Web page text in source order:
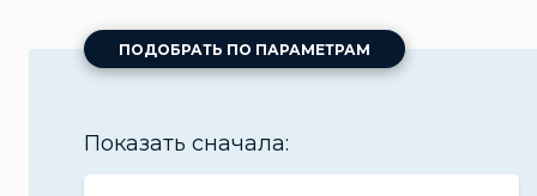
ПОДОБРАТЬ ПО ПАРАМЕТРАМ
Показать сначала: